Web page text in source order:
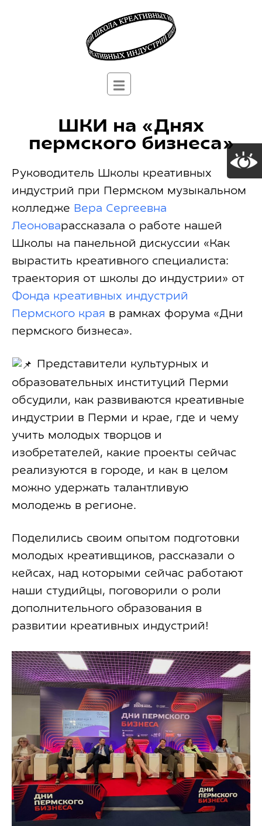
ШКИ на «Днях
пермского бизнеса»
Руководитель Школы креативных
индустрий при Пермском музыкальном
колледже Вера Сергеевна
Леоноварассказала о работе нашей
Школы на панельной дискуссии «Как
вырастить креативного специалиста:
траектория от школы до индустрии» от
Фонда креативных индустрий
Пермского края в рамках форума «Дни
пермского бизнеса».
Представители культурных и
образовательных институций Перми
обсудили, как развиваются креативные
индустрии в Перми и крае, где и чему
учить молодых творцов и
изобретателей, какие проекты сейчас
реализуются в городе, и как в целом
можно удержать талантливую
молодежь в регионе.
Поделились своим опытом подготовки
молодых креативщиков, рассказали о
кейсах, над которыми сейчас работают
наши студийцы, поговорили о роли
дополнительного образования в
развитии креативных индустрий!